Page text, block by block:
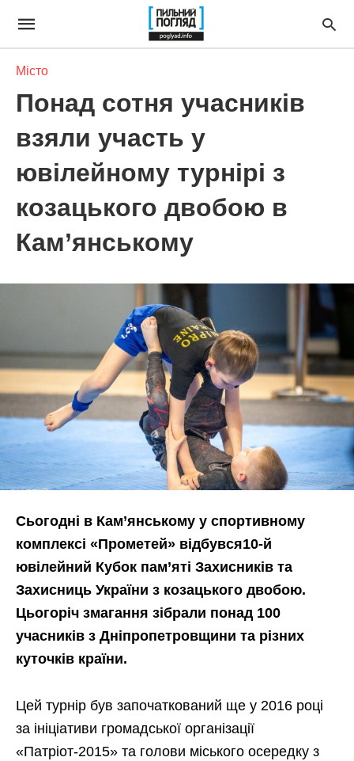
Місто
Понад сотня учасників
взяли участь у
ювілейному турнірі з
козацького двобою в
Кам’янському
Сьогодні в Кам’янському у спортивному
комплексі «Прометей» відбувся10-й
ювілейний Кубок пам’яті Захисників та
Захисниць України з козацького двобою.
Цьогоріч змагання зібрали понад 100
учасників з Дніпропетровщини та різних
куточків країни.
Цей турнір був започаткований ще у 2016 році
за ініціативи громадської організації
«Патріот-2015» та голови міського осередку з